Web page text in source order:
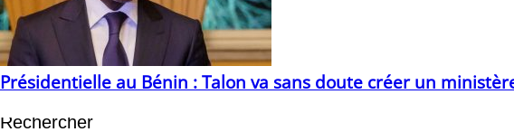
Présidentielle au Bénin : Talon va sans doute créer un